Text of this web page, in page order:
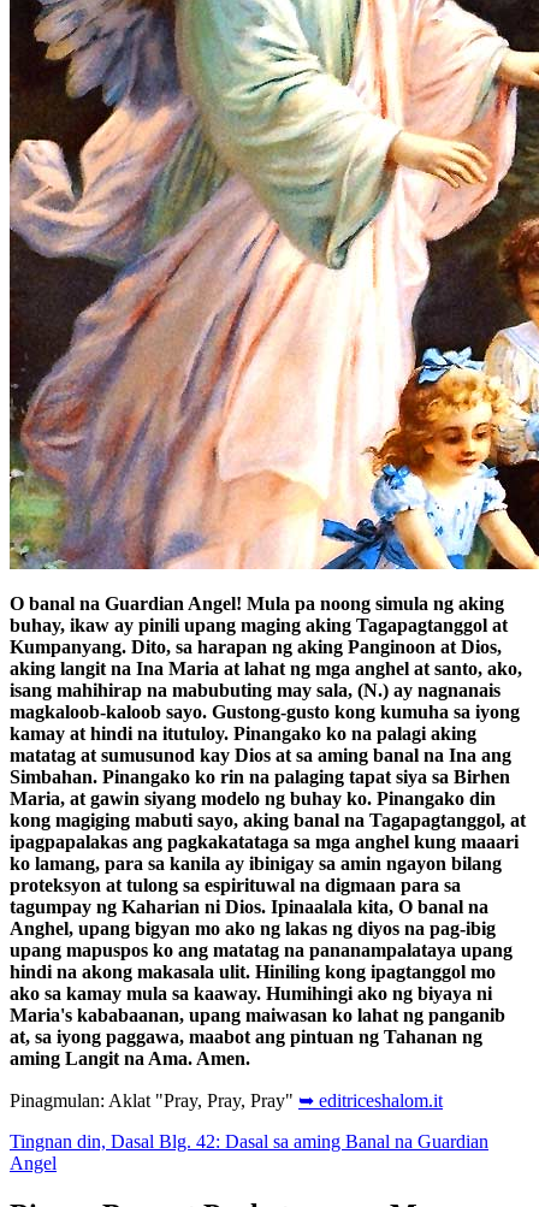
O banal na Guardian Angel! Mula pa noong simula ng aking
buhay, ikaw ay pinili upang maging aking Tagapagtanggol at
Kumpanyang. Dito, sa harapan ng aking Panginoon at Dios,
aking langit na Ina Maria at lahat ng mga anghel at santo, ako,
isang mahihirap na mabubuting may sala, (N.) ay nagnanais
magkaloob-kaloob sayo. Gustong-gusto kong kumuha sa iyong
kamay at hindi na itutuloy. Pinangako ko na palagi aking
matatag at sumusunod kay Dios at sa aming banal na Ina ang
Simbahan. Pinangako ko rin na palaging tapat siya sa Birhen
Maria, at gawin siyang modelo ng buhay ko. Pinangako din
kong magiging mabuti sayo, aking banal na Tagapagtanggol, at
ipagpapalakas ang pagkakatataga sa mga anghel kung maaari
ko lamang, para sa kanila ay ibinigay sa amin ngayon bilang
proteksyon at tulong sa espirituwal na digmaan para sa
tagumpay ng Kaharian ni Dios. Ipinaalala kita, O banal na
Anghel, upang bigyan mo ako ng lakas ng diyos na pag-ibig
upang mapuspos ko ang matatag na pananampalataya upang
hindi na akong makasala ulit. Hiniling kong ipagtanggol mo
ako sa kamay mula sa kaaway. Humihingi ako ng biyaya ni
Maria's kababaanan, upang maiwasan ko lahat ng panganib
at, sa iyong paggawa, maabot ang pintuan ng Tahanan ng
aming Langit na Ama. Amen.
Pinagmulan: Aklat "Pray, Pray, Pray" ➥ editriceshalom.it
Tingnan din, Dasal Blg. 42: Dasal sa aming Banal na Guardian
Angel